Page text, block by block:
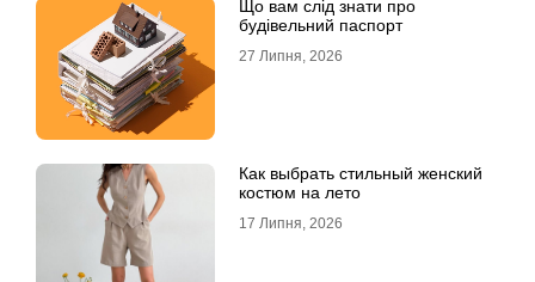
Що вам слід знати про
будівельний паспорт
27 Липня, 2026
Как выбрать стильный женский
костюм на лето
17 Липня, 2026